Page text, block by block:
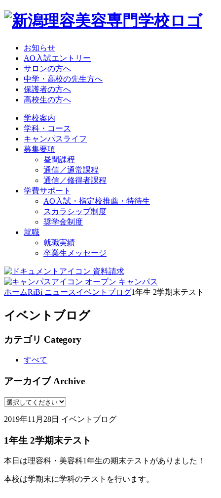
お知らせ
AO入試エントリー
サロンの方へ
中学・高校の先生方へ
保護者の方へ
高校生の方へ
学校案内
学科・コース
キャンパスライフ
募集要項
昼間課程
通信／通常課程
通信／修得者課程
学費サポート
AO入試・指定校推薦・特待生
スカラシップ制度
奨学金制度
就職
就職実績
卒業生メッセージ
資料請求
オープン キャンパス
ホームRiBi ニュースイベントブログ1年生 2学期末テスト
イベントブログ
カテゴリ Category
すべて
アーカイブ Archive
2019年11月28日 イベントブログ
1年生 2学期末テスト
本日は理容科・美容科1年生の期末テストがありました！
本校は学期末に学科のテストを行います。